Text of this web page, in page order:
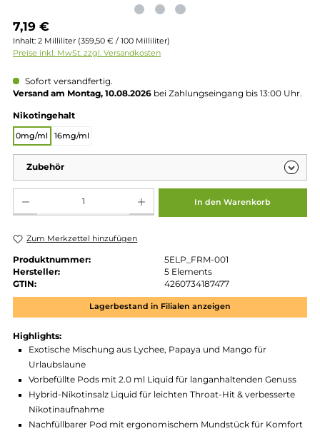
Regulärer Preis:
Inhalt:2 Milliliter(359,50 € / 100 Milliliter)
Preise inkl. MwSt. zzgl. Versandkosten
Sofort versandfertig.
Versand am Montag, 10.08.2026
Nikotingehalt
0mg/ml 16mg/ml
In den Warenkorb
Zum Merkzettel hinzufügen
Hersteller:
GTIN: 4260734187477
Lagerbestand in Filialen anzeigen
Highlights:
Exotische Mischung aus Lychee, Papaya und Mango für